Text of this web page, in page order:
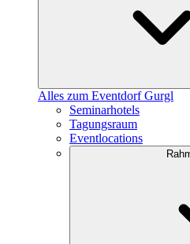
Alles zum Eventdorf Gurgl
Seminarhotels
Tagungsraum
Eventlocations